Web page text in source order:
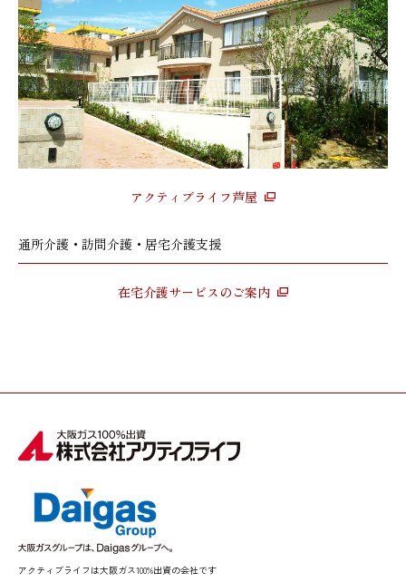
アクティブライフ芦屋
通所介護・訪問介護・居宅介護支援
在宅介護サービスのご案内
アクティブライフは大阪ガス100%出資の会社です